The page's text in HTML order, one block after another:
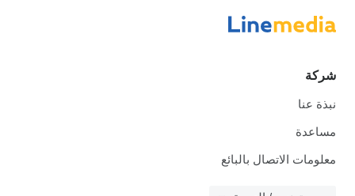
شركة
نبذة عنا
مساعدة
معلومات الاتصال بالبائع